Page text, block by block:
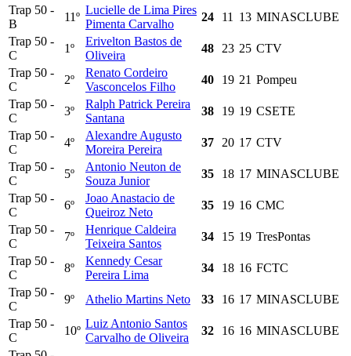
Trap 50 -
B
11º
Lucielle de Lima Pires
Pimenta Carvalho
24 11 13 MINASCLUBE
Trap 50 -
C
1º
Erivelton Bastos de
Oliveira
48 23 25 CTV
Trap 50 -
C
2º
Renato Cordeiro
Vasconcelos Filho
40 19 21 Pompeu
Trap 50 -
C
3º
Ralph Patrick Pereira
Santana
38 19 19 CSETE
Trap 50 -
C
4º
Alexandre Augusto
Moreira Pereira
37 20 17 CTV
Trap 50 -
C
5º
Antonio Neuton de
Souza Junior
35 18 17 MINASCLUBE
Trap 50 -
C
6º
Joao Anastacio de
Queiroz Neto
35 19 16 CMC
Trap 50 -
C
7º
Henrique Caldeira
Teixeira Santos
34 15 19 TresPontas
Trap 50 -
C
8º
Kennedy Cesar
Pereira Lima
34 18 16 FCTC
Trap 50 -
C
9º Athelio Martins Neto 33 16 17 MINASCLUBE
Trap 50 -
C
10º
Luiz Antonio Santos
Carvalho de Oliveira
32 16 16 MINASCLUBE